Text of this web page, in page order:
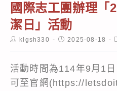
國際志工團辦理「
潔日」活動
Postklgsh330
Post2025-08-18
活動時間為114年9月1
可至官網(https://